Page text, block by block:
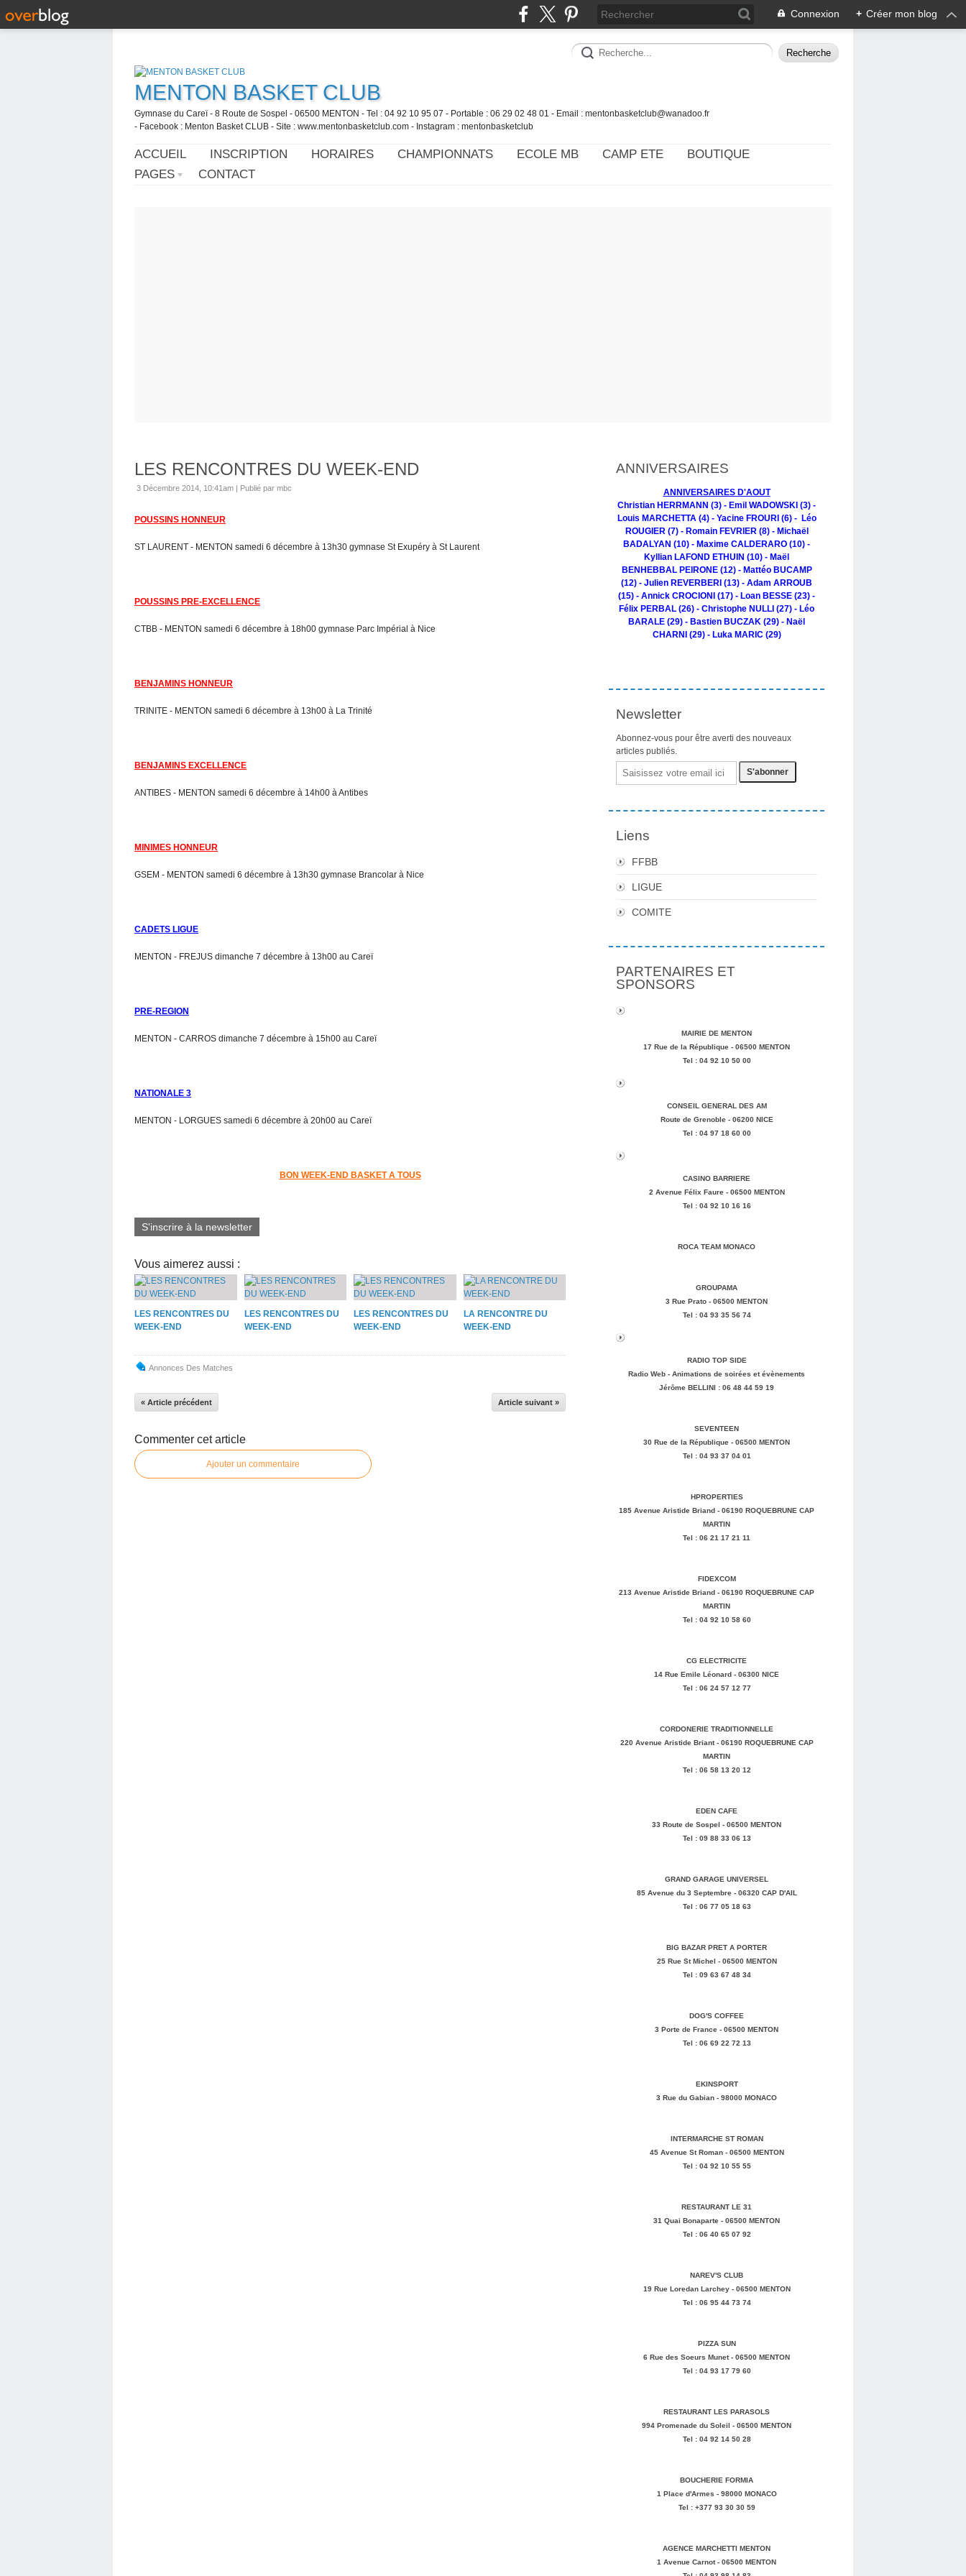
Connexion + Créer mon blog
MENTON BASKET CLUB
Gymnase du Careï - 8 Route de Sospel - 06500 MENTON - Tel : 04 92 10 95 07 - Portable : 06 29 02 48 01 - Email : mentonbasketclub@wanadoo.fr
- Facebook : Menton Basket CLUB - Site : www.mentonbasketclub.com - Instagram : mentonbasketclub
ACCUEIL INSCRIPTION HORAIRES CHAMPIONNATS ECOLE MB CAMP ETE
BOUTIQUE
PAGES
CONTACT
LES RENCONTRES DU WEEK-END
3 Décembre 2014, 10:41am | Publié par mbc
POUSSINS HONNEUR
ST LAURENT - MENTON samedi 6 décembre à 13h30 gymnase St Exupéry à St Laurent
POUSSINS PRE-EXCELLENCE
CTBB - MENTON samedi 6 décembre à 18h00 gymnase Parc Impérial à Nice
BENJAMINS HONNEUR
TRINITE - MENTON samedi 6 décembre à 13h00 à La Trinité
BENJAMINS EXCELLENCE
ANTIBES - MENTON samedi 6 décembre à 14h00 à Antibes
MINIMES HONNEUR
GSEM - MENTON samedi 6 décembre à 13h30 gymnase Brancolar à Nice
CADETS LIGUE
MENTON - FREJUS dimanche 7 décembre à 13h00 au Careï
PRE-REGION
MENTON - CARROS dimanche 7 décembre à 15h00 au Careï
NATIONALE 3
MENTON - LORGUES samedi 6 décembre à 20h00 au Careï
BON WEEK-END BASKET A TOUS
S'inscrire à la newsletter
Vous aimerez aussi :
LES RENCONTRES DU
WEEK-END
LES RENCONTRES DU
WEEK-END
LES RENCONTRES DU
WEEK-END
LA RENCONTRE DU
WEEK-END
Annonces Des Matches
« Article précédent Article suivant »
Commenter cet article
Ajouter un commentaire
ANNIVERSAIRES
ANNIVERSAIRES D'AOUT
Christian HERRMANN (3) - Emil WADOWSKI (3) -
Louis MARCHETTA (4) - Yacine FROURI (6) - Léo
ROUGIER (7) - Romain FEVRIER (8) - Michaël
BADALYAN (10) - Maxime CALDERARO (10) -
Kyllian LAFOND ETHUIN (10) - Maël
BENHEBBAL PEIRONE (12) - Mattéo BUCAMP
(12) - Julien REVERBERI (13) - Adam ARROUB
(15) - Annick CROCIONI (17) - Loan BESSE (23) -
Félix PERBAL (26) - Christophe NULLI (27) - Léo
BARALE (29) - Bastien BUCZAK (29) - Naël
CHARNI (29) - Luka MARIC (29)
Newsletter
Abonnez-vous pour être averti des nouveaux
articles publiés.
Email
Liens
FFBB
LIGUE
COMITE
PARTENAIRES ET
SPONSORS
MAIRIE DE MENTON
17 Rue de la République - 06500 MENTON
Tel : 04 92 10 50 00
CONSEIL GENERAL DES AM
Route de Grenoble - 06200 NICE
Tel : 04 97 18 60 00
CASINO BARRIERE
2 Avenue Félix Faure - 06500 MENTON
Tel : 04 92 10 16 16
ROCA TEAM MONACO
GROUPAMA
3 Rue Prato - 06500 MENTON
Tel : 04 93 35 56 74
RADIO TOP SIDE
Radio Web - Animations de soirées et évènements
Jérôme BELLINI : 06 48 44 59 19
SEVENTEEN
30 Rue de la République - 06500 MENTON
Tel : 04 93 37 04 01
HPROPERTIES
185 Avenue Aristide Briand - 06190 ROQUEBRUNE CAP
MARTIN
Tel : 06 21 17 21 11
FIDEXCOM
213 Avenue Aristide Briand - 06190 ROQUEBRUNE CAP
MARTIN
Tel : 04 92 10 58 60
CG ELECTRICITE
14 Rue Emile Léonard - 06300 NICE
Tel : 06 24 57 12 77
CORDONERIE TRADITIONNELLE
220 Avenue Aristide Briant - 06190 ROQUEBRUNE CAP
MARTIN
Tel : 06 58 13 20 12
EDEN CAFE
33 Route de Sospel - 06500 MENTON
Tel : 09 88 33 06 13
GRAND GARAGE UNIVERSEL
85 Avenue du 3 Septembre - 06320 CAP D'AIL
Tel : 06 77 05 18 63
BIG BAZAR PRET A PORTER
25 Rue St Michel - 06500 MENTON
Tel : 09 63 67 48 34
DOG'S COFFEE
3 Porte de France - 06500 MENTON
Tel : 06 69 22 72 13
EKINSPORT
3 Rue du Gabian - 98000 MONACO
INTERMARCHE ST ROMAN
45 Avenue St Roman - 06500 MENTON
Tel : 04 92 10 55 55
RESTAURANT LE 31
31 Quai Bonaparte - 06500 MENTON
Tel : 06 40 65 07 92
NAREV'S CLUB
19 Rue Loredan Larchey - 06500 MENTON
Tel : 06 95 44 73 74
PIZZA SUN
6 Rue des Soeurs Munet - 06500 MENTON
Tel : 04 93 17 79 60
RESTAURANT LES PARASOLS
994 Promenade du Soleil - 06500 MENTON
Tel : 04 92 14 50 28
BOUCHERIE FORMIA
1 Place d'Armes - 98000 MONACO
Tel : +377 93 30 30 59
AGENCE MARCHETTI MENTON
1 Avenue Carnot - 06500 MENTON